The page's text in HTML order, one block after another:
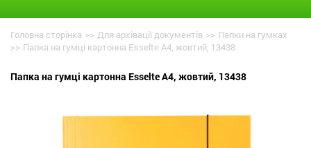
Головна сторінка >> Для архівації документів >> Папки на гумках
>> Папка на гумці картонна Esselte А4, жовтий, 13438
Папка на гумці картонна Esselte А4, жовтий, 13438